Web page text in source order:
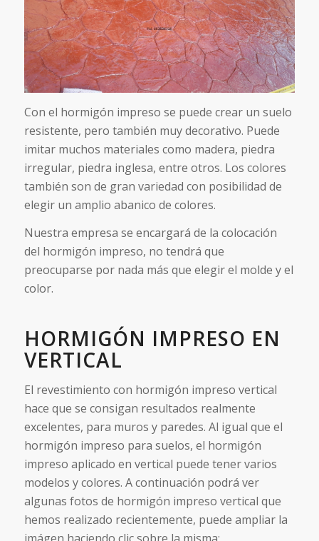
Con el hormigón impreso se puede crear un suelo
resistente, pero también muy decorativo. Puede
imitar muchos materiales como madera, piedra
irregular, piedra inglesa, entre otros. Los colores
también son de gran variedad con posibilidad de
elegir un amplio abanico de colores.
Nuestra empresa se encargará de la colocación
del hormigón impreso, no tendrá que
preocuparse por nada más que elegir el molde y el
color.
HORMIGÓN IMPRESO EN
VERTICAL
El revestimiento con hormigón impreso vertical
hace que se consigan resultados realmente
excelentes, para muros y paredes. Al igual que el
hormigón impreso para suelos, el hormigón
impreso aplicado en vertical puede tener varios
modelos y colores. A continuación podrá ver
algunas fotos de hormigón impreso vertical que
hemos realizado recientemente, puede ampliar la